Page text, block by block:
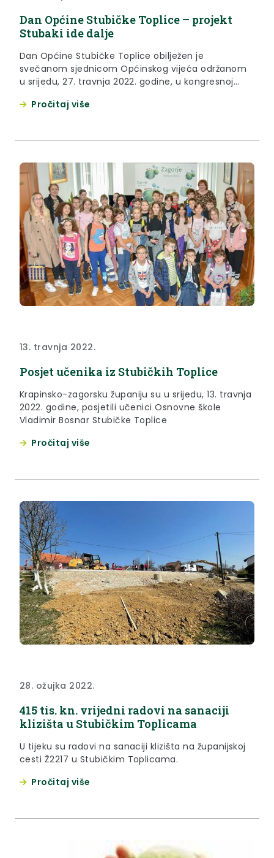
Dan Općine Stubičke Toplice – projekt
Stubaki ide dalje
Dan Općine Stubičke Toplice obilježen je
svečanom sjednicom Općinskog vijeća održanom
u srijedu, 27. travnja 2022. godine, u kongresnoj
Toplicama.
Pročitaj više
13. travnja 2022.
Posjet učenika iz Stubičkih Toplice
Krapinsko-zagorsku županiju su u srijedu, 13. travnja
2022. godine, posjetili učenici Osnovne škole
Vladimir Bosnar Stubičke Toplice
Pročitaj više
28. ožujka 2022.
415 tis. kn. vrijedni radovi na sanaciji
klizišta u Stubičkim Toplicama
U tijeku su radovi na sanaciji klizišta na županijskoj
cesti Ž2217 u Stubičkim Toplicama.
Pročitaj više